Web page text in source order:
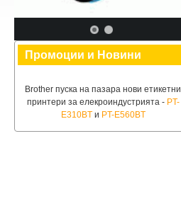
Промоции и Новини
Brother пуска на пазара нови етикетни
принтери за елекроиндустрията - PT-
E310BT и PT-E560BT